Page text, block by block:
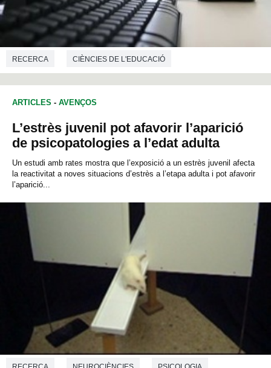
RECERCA CIÈNCIES DE L'EDUCACIÓ
PSICOLOGIA SOCIAL
ARTICLES - AVENÇOS
L’estrès juvenil pot afavorir l’aparició
de psicopatologies a l’edat adulta
Un estudi amb rates mostra que l’exposició a un estrès juvenil afecta
la reactivitat a noves situacions d’estrès a l’etapa adulta i pot afavorir
l’aparició...